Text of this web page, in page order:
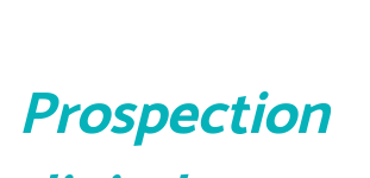
Prospection